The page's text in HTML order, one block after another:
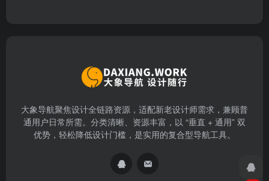
大象导航聚焦设计全链路资源，适配新老设计师需求，兼顾普
通用户日常所需。分类清晰、资源丰富，以 “垂直 + 通用” 双
优势，轻松降低设计门槛，是实用的复合型导航工具。